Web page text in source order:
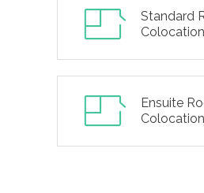
Standard
Colocation
Ensuite
Colocation